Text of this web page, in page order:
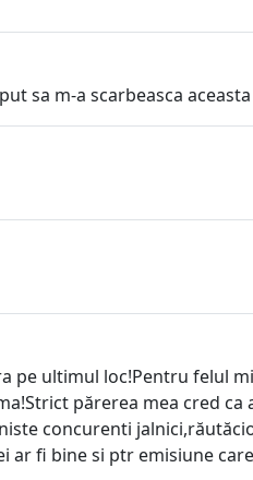
sa m-a scarbeasca
pe ultimul loc!Pentru felul
părerea mea cred ca
concurenti
ar fi bine si ptr emisiune